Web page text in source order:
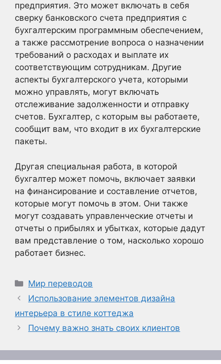
предприятия. Это может включать в себя
сверку банковского счета предприятия с
бухгалтерским программным обеспечением,
а также рассмотрение вопроса о назначении
требований о расходах и выплате их
соответствующим сотрудникам. Другие
аспекты бухгалтерского учета, которыми
можно управлять, могут включать
отслеживание задолженности и отправку
счетов. Бухгалтер, с которым вы работаете,
сообщит вам, что входит в их бухгалтерские
пакеты.
Другая специальная работа, в которой
бухгалтер может помочь, включает заявки
на финансирование и составление отчетов,
которые могут помочь в этом. Они также
могут создавать управленческие отчеты и
отчеты о прибылях и убытках, которые дадут
вам представление о том, насколько хорошо
работает бизнес.
Рубрики
Мир переводов
Использование элементов дизайна
интерьера в стиле коттеджа
Почему важно знать своих клиентов